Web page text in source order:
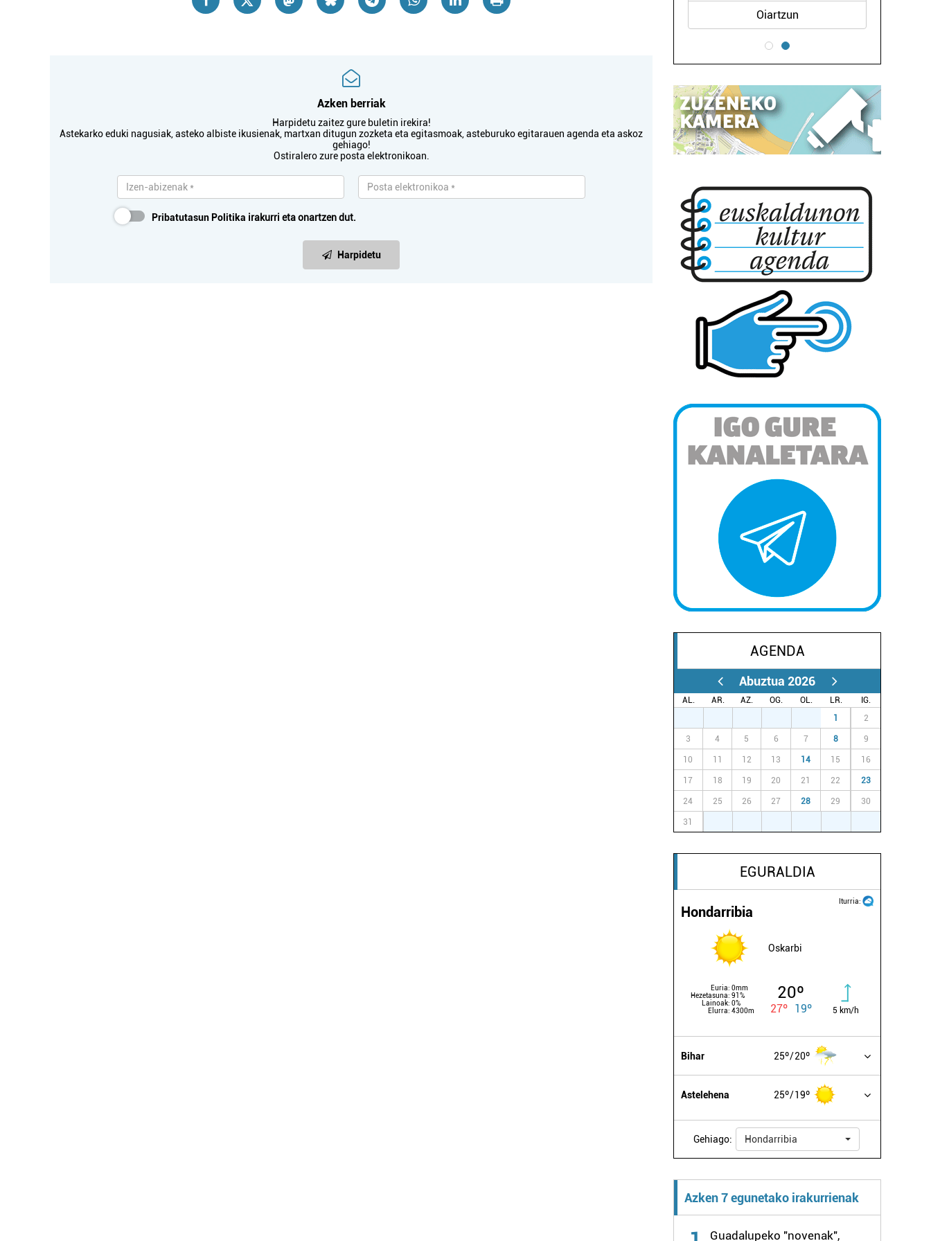
Azken berriak
Harpidetu zaitez gure buletin irekira!
Astekarko eduki nagusiak, asteko albiste ikusienak, martxan ditugun zozketa eta egitasmoak, asteburuko egitarauen agenda eta askoz
gehiago!
Ostiralero zure posta elektronikoan.
Pribatutasun Politika irakurri eta onartzen dut.
Harpidetu
Errenteria-Orereta Oiartzun Oiartzun
AGENDA
Abuztua 2026
AL. AR. AZ. OG. OL. LR.
IG.
1 2
3 4 5 6 7 8 9
10 11 12 13 14 15 16
17 18 19 20 21 22 23
24 25 26 27 28 29 30
31
EGURALDIA
Iturria:
Hondarribia
Oskarbi
Euria: 0mm
Hezetasuna: 91%
Lainoak: 0%
Elurra: 4300m
20º
27º 19º 5 km/h
Bihar 25º 20º
Astelehena 25º 19º
Gehiago: Hondarribia
Azken 7 egunetako irakurrienak
Guadalupeko "novenak",